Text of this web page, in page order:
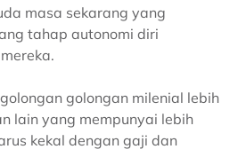
masa sekarang yang
tahap autonomi diri
golongan milenial lebih
lain yang mempunyai lebih
kekal dengan gaji dan